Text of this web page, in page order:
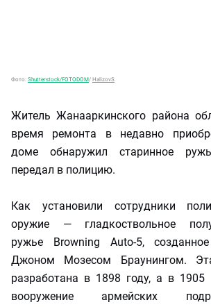
Фото: Shutterstock/FOTODOM/ HalizovS
Житель Жанааркинского района
время ремонта в недавно
доме обнаружил старинное
передал в полицию.
Как установили сотрудники
оружие — гладкоствольное
ружье Browning Auto-5,
Джоном Мозесом Браунингом.
разработана в 1898 году, а в 1905
вооружение армейских